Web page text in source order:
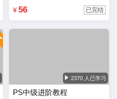
¥ 56 已完结
2370 人已学习
PS中级进阶教程